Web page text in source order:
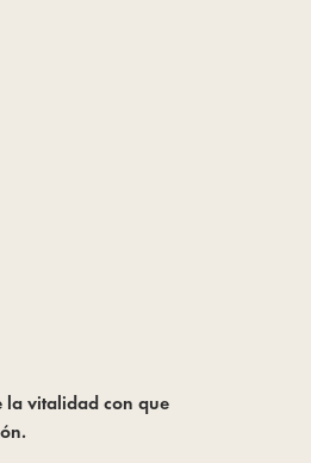
la vitalidad con que